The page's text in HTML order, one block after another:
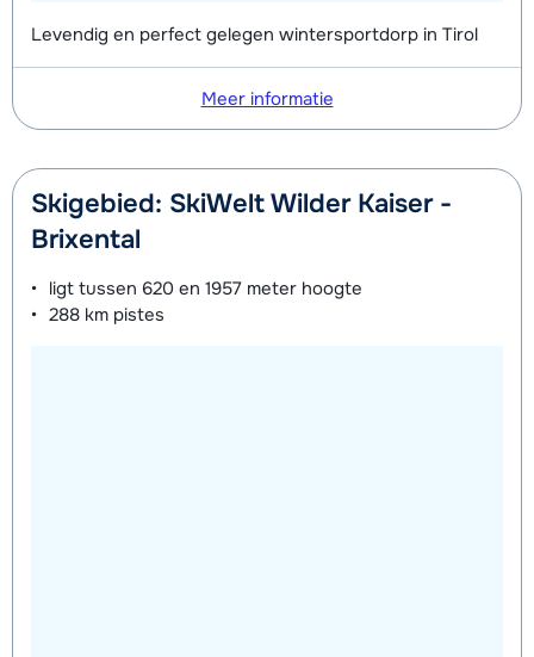
Levendig en perfect gelegen wintersportdorp in Tirol
Meer informatie
Skigebied: SkiWelt Wilder Kaiser -
Brixental
ligt tussen 620 en 1957 meter hoogte
288 km pistes